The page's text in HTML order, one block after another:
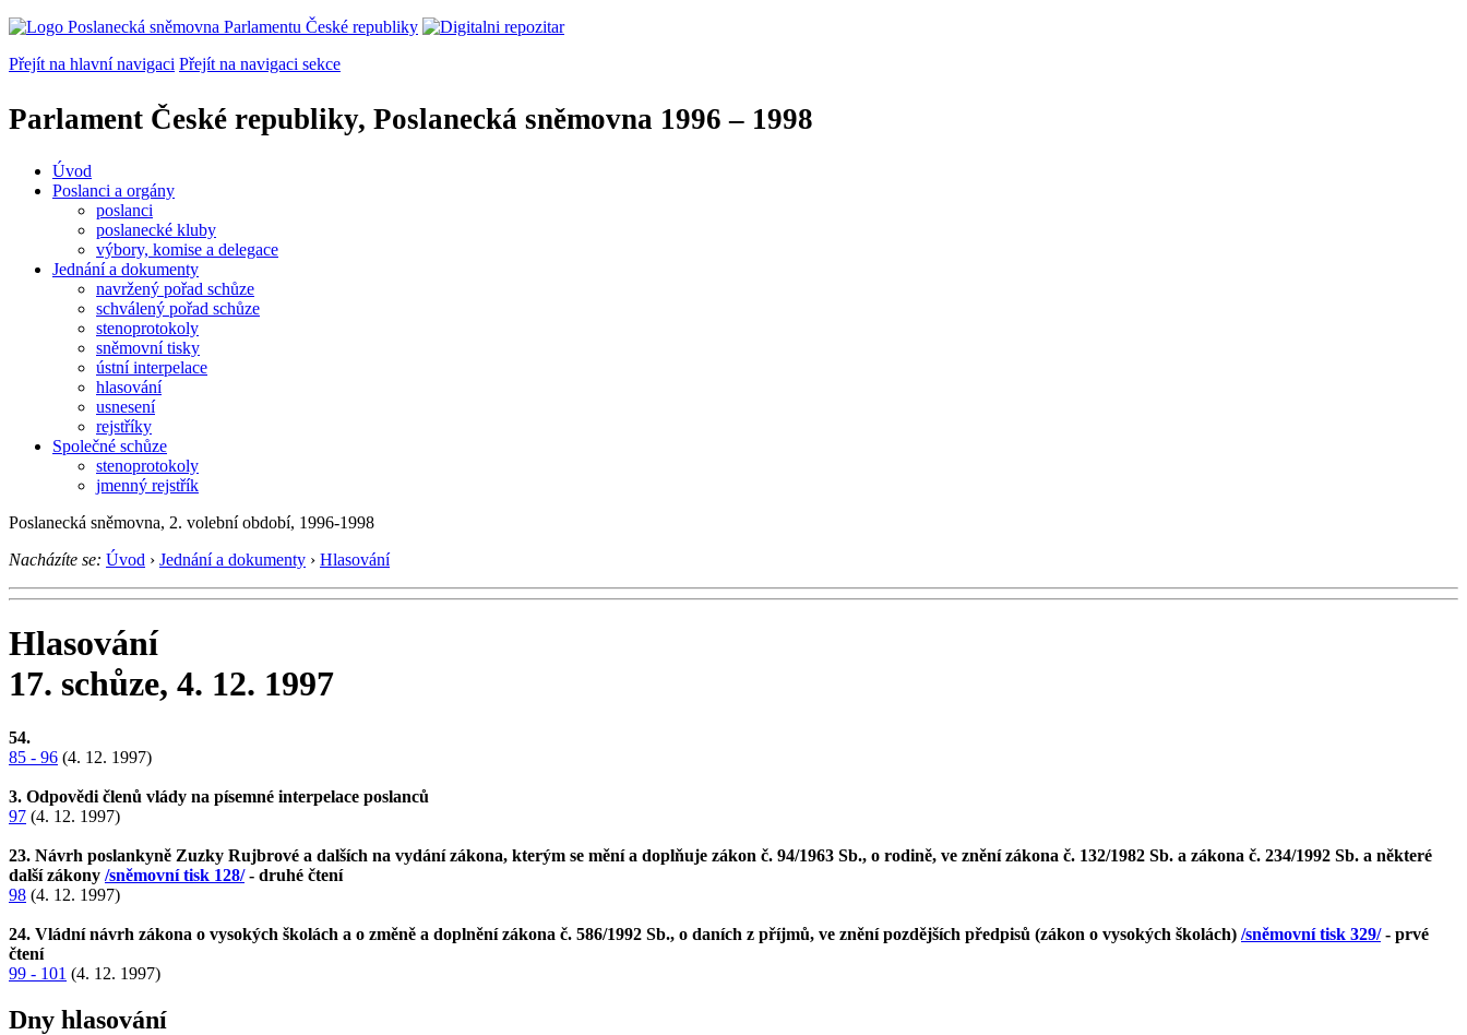
Přejít na hlavní navigaci Přejít na navigaci sekce
Parlament České republiky, Poslanecká sněmovna 1996 – 1998
Úvod
Poslanci a orgány
poslanci
poslanecké kluby
výbory, komise a delegace
Jednání a dokumenty
navržený pořad schůze
schválený pořad schůze
stenoprotokoly
sněmovní tisky
ústní interpelace
hlasování
usnesení
rejstříky
Společné schůze
stenoprotokoly
jmenný rejstřík
Poslanecká sněmovna, 2. volební období, 1996-1998
Nacházíte se: Úvod › Jednání a dokumenty › Hlasování
Hlasování
17. schůze, 4. 12. 1997
54.
85 - 96 (4. 12. 1997)
3. Odpovědi členů vlády na písemné interpelace poslanců
97 (4. 12. 1997)
23. Návrh poslankyně Zuzky Rujbrové a dalších na vydání zákona, kterým se mění a doplňuje zákon č. 94/1963 Sb., o rodině, ve znění zákona č. 132/1982 Sb. a zákona č. 234/1992 Sb. a některé
další zákony /sněmovní tisk 128/- druhé čtení
98 (4. 12. 1997)
24. Vládní návrh zákona o vysokých školách a o změně a doplnění zákona č. 586/1992 Sb., o daních z příjmů, ve znění pozdějších předpisů (zákon o vysokých školách) /sněmovní tisk 329/- prvé
čtení
99 - 101 (4. 12. 1997)
Dny hlasování